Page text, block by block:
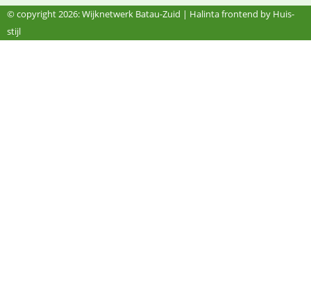
© copyright 2026: Wijknetwerk Batau-Zuid | Halinta frontend by Huis-
stijl